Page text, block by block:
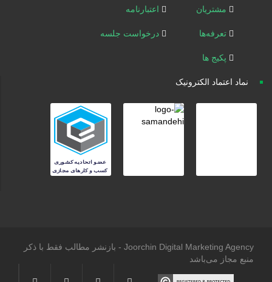
مشتریان
تعرفه‌ها
پکیج ها
اعتبارنامه
درخواست جلسه
نماد اعتماد الکترونیک
Joorchin Digital Marketing Agency - بازنشر مطالب فقط با ذکر
منبع مجاز می‌باشد